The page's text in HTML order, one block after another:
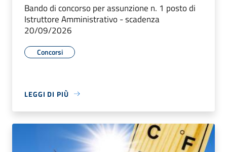
Bando di concorso per assunzione n. 1 posto di
Istruttore Amministrativo - scadenza
20/09/2026
Concorsi
LEGGI DI PIÙ